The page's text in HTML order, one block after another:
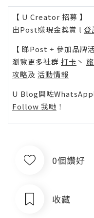
【 U Creator 招募 】
出Post賺現金獎賞 l 登
【 睇Post + 參加品牌活
瀏覽更多社群 打卡 丶
攻略及 活動情報
U Blog開咗WhatsApp
Follow 我哋 ！
0個讚好
收藏